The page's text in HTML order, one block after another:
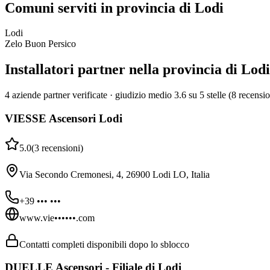
Comuni serviti in provincia di Lodi
Lodi
Zelo Buon Persico
Installatori partner nella provincia di Lodi
4 aziende partner verificate · giudizio medio 3.6 su 5 stelle (8
VIESSE Ascensori Lodi
5.0(3 recensioni)
Via Secondo Cremonesi, 4, 26900 Lodi LO, Italia
+39 ••• •••
www.vie••••••.com
Contatti completi disponibili dopo lo sblocco